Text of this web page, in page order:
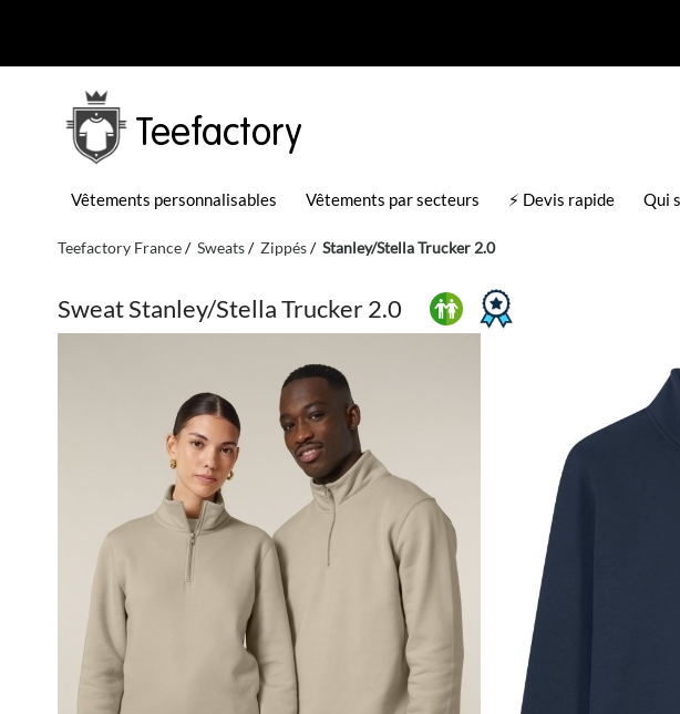
Teefactory
Vêtements personnalisables Vêtements par secteurs ⚡ Devis rapide Qui
Teefactory France Sweats Zippés Stanley/Stella Trucker 2.0
Sweat Stanley/Stella Trucker 2.0